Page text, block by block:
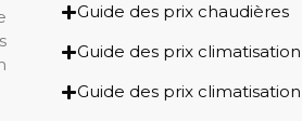
Guide des prix chaudières
Guide des prix climatisation
Guide des prix climatisation